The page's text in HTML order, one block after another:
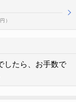
）
したら、お手数で